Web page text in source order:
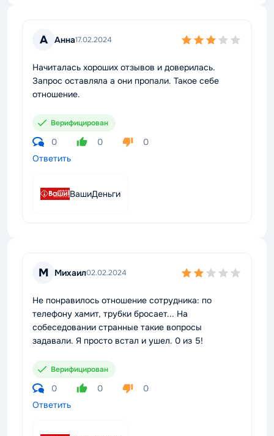
А Анна17.02.2024
Начиталась хороших отзывов и доверилась.
Запрос оставляла а они пропали. Такое себе
отношение.
Верифицирован
0 0
0
Ответить
ВашиДеньги
М Михаил02.02.2024
Не понравилось отношение сотрудника: по
телефону хамит, трубки бросает... На
собеседовании странные такие вопросы
задавали. Я просто встал и ушел. 0 из 5!
Верифицирован
0 0
0
Ответить